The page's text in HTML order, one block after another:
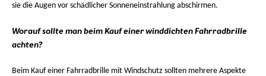
sie die Augen vor schädlicher Sonneneinstrahlung abschirmen.
Worauf sollte man beim Kauf einer winddichten Fahrradbrille
achten?
Beim Kauf einer Fahrradbrille mit Windschutz sollten mehrere Aspekte